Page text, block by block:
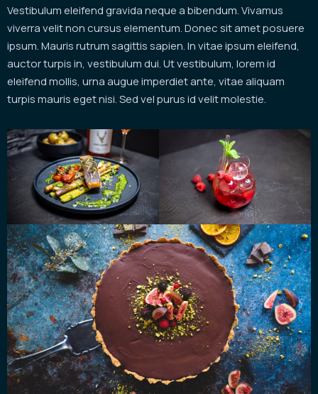
Vestibulum eleifend gravida neque a bibendum. Vivamus
viverra velit non cursus elementum. Donec sit amet posuere
ipsum. Mauris rutrum sagittis sapien. In vitae ipsum eleifend,
auctor turpis in, vestibulum dui. Ut vestibulum, lorem id
eleifend mollis, urna augue imperdiet ante, vitae aliquam
turpis mauris eget nisi. Sed vel purus id velit molestie.